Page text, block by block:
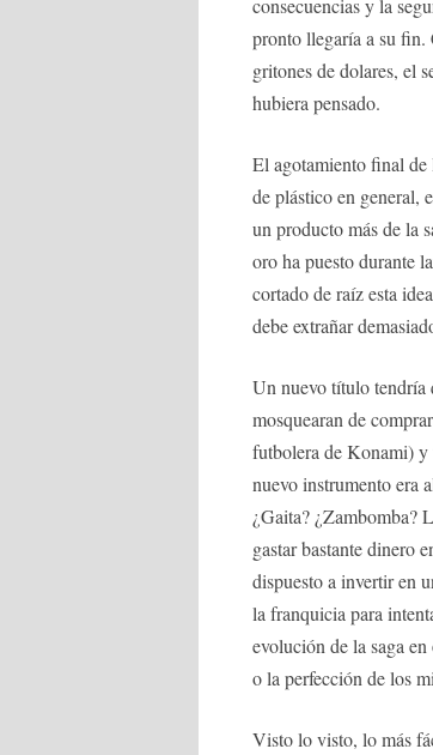
consecuencias y la
pronto llegaría a su fin.
gritones de dolares, el
hubiera pensado.
El agotamiento final
de plástico en general,
un producto más de la
oro ha puesto durante
cortado de raíz esta
debe extrañar
Un nuevo título tendría
mosquearan de
futbolera de Konami) y
nuevo instrumento era
¿Gaita? ¿Zambomba?
gastar bastante dinero
dispuesto a invertir en
la franquicia para
evolución de la saga
o la perfección de los
Visto lo visto, lo más